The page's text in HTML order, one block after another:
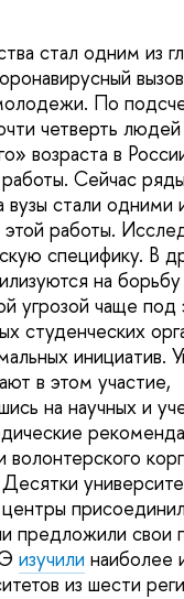
стал одним из
По
четверть людей
возраста в
Сейчас
вузы стали одними
этой работы.
специфику. В
на
угрозой чаще под
студенческих
инициатив.
в этом участие,
на научных и
волонтерского
предложили свои
изучили наиболее
из шести